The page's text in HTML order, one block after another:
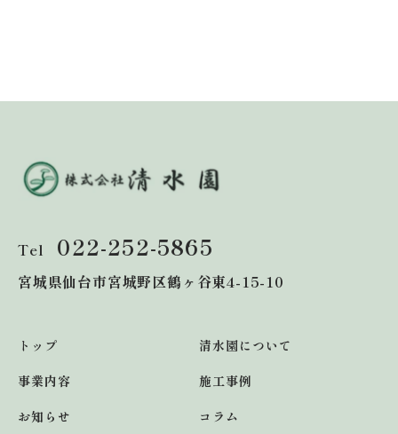
Tel 022-252-5865
宮城県仙台市宮城野区鶴ヶ谷東4-15-10
トップ
清水園について
事業内容
施工事例
お知らせ
コラム